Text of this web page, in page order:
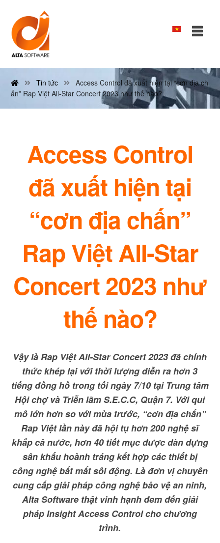
Tin tức
Access Control đã xuất hiện tại “cơn địa ch
ấn” Rap Việt All-Star Concert 2023 như thế nào?
Access Control
đã xuất hiện tại
“cơn địa chấn”
Rap Việt All-Star
Concert 2023 như
thế nào?
Vậy là Rap Việt All-Star Concert 2023 đã chính
thức khép lại với thời lượng diễn ra hơn 3
tiếng đồng hồ trong tối ngày 7/10 tại Trung tâm
Hội chợ và Triễn lãm S.E.C.C, Quận 7. Với qui
mô lớn hơn so với mùa trước, “cơn địa chấn”
Rap Việt lần này đã hội tụ hơn 200 nghệ sĩ
khắp cả nước, hơn 40 tiết mục được dàn dựng
sân khấu hoành tráng kết hợp các thiết bị
công nghệ bắt mắt sôi động. Là đơn vị chuyên
cung cấp giải pháp công nghệ bảo vệ an ninh,
Alta Software thật vinh hạnh đem đến giải
pháp Insight Access Control cho chương
trình.